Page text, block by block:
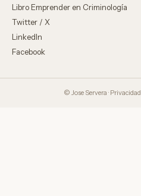
Libro Emprender en Criminología
Twitter / X
LinkedIn
Facebook
© Jose Servera · Privacidad